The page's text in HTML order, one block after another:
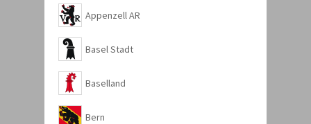
Appenzell AR
Basel Stadt
Baselland
Bern